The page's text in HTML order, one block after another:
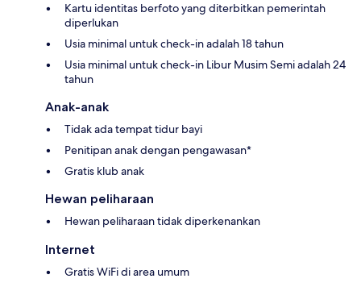
Kartu identitas berfoto yang diterbitkan pemerintah
diperlukan
Usia minimal untuk check-in adalah 18 tahun
Usia minimal untuk check-in Libur Musim Semi adalah 24
tahun
Anak-anak
Tidak ada tempat tidur bayi
Penitipan anak dengan pengawasan*
Gratis klub anak
Hewan peliharaan
Hewan peliharaan tidak diperkenankan
Internet
Gratis WiFi di area umum